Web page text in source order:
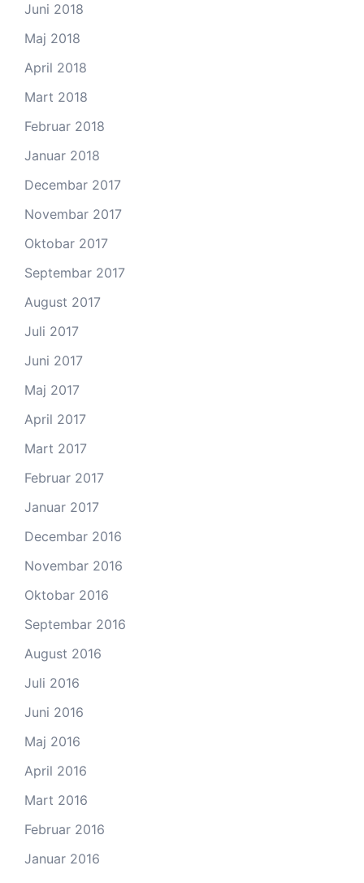
Juni 2018
Maj 2018
April 2018
Mart 2018
Februar 2018
Januar 2018
Decembar 2017
Novembar 2017
Oktobar 2017
Septembar 2017
August 2017
Juli 2017
Juni 2017
Maj 2017
April 2017
Mart 2017
Februar 2017
Januar 2017
Decembar 2016
Novembar 2016
Oktobar 2016
Septembar 2016
August 2016
Juli 2016
Juni 2016
Maj 2016
April 2016
Mart 2016
Februar 2016
Januar 2016